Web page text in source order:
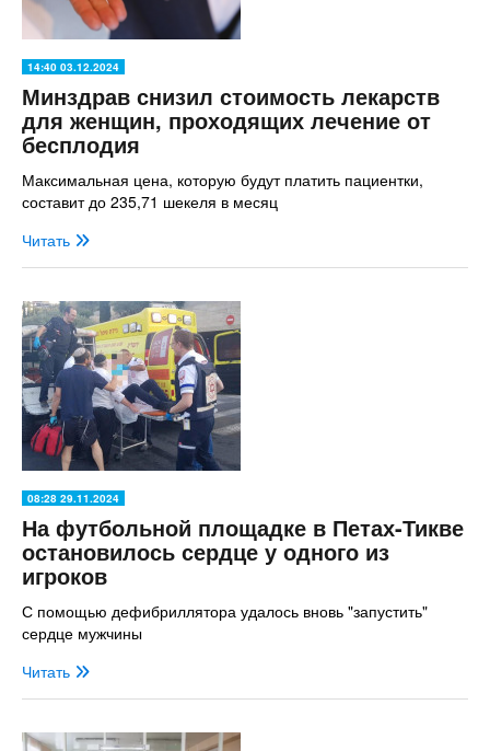
14:40 03.12.2024
Минздрав снизил стоимость лекарств
для женщин, проходящих лечение от
бесплодия
Максимальная цена, которую будут платить пациентки,
составит до 235,71 шекеля в месяц
Читать
08:28 29.11.2024
На футбольной площадке в Петах-Тикве
остановилось сердце у одного из
игроков
С помощью дефибриллятора удалось вновь "запустить"
сердце мужчины
Читать